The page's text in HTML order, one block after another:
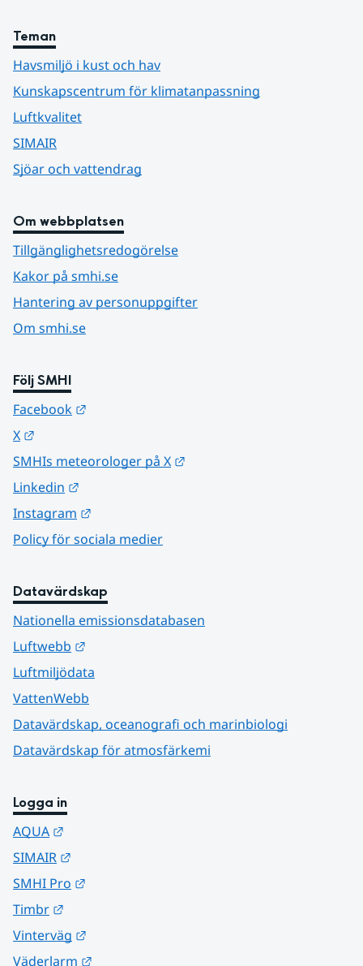
Teman
Havsmiljö i kust och hav
Kunskapscentrum för klimatanpassning
Luftkvalitet
SIMAIR
Sjöar och vattendrag
Om webbplatsen
Tillgänglighetsredogörelse
Kakor på smhi.se
Hantering av personuppgifter
Om smhi.se
Följ SMHI
Facebook
X
SMHIs meteorologer på X
Linkedin
Instagram
Policy för sociala medier
Datavärdskap
Nationella emissionsdatabasen
Luftwebb
Luftmiljödata
VattenWebb
Datavärdskap, oceanografi och marinbiologi
Datavärdskap för atmosfärkemi
Logga in
AQUA
SIMAIR
SMHI Pro
Timbr
Vinterväg
Väderlarm